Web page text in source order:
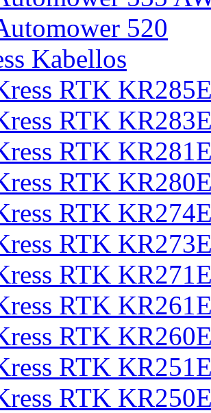
520
Kabellos
RTK
RTK
RTK
RTK
RTK
RTK
RTK
RTK
RTK
RTK
RTK